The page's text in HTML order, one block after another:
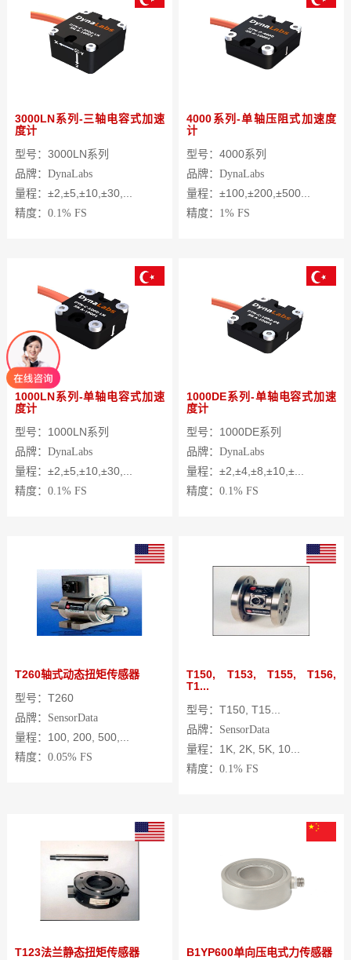
3000LN系列-三轴电容式加速
度计
型号：3000LN系列
品牌： DynaLabs
量程：±2,±5,±10,±30,...
精度： 0.1% FS
4000系列-单轴压阻式加速度
计
型号：4000系列
品牌：DynaLabs
量程：±100,±200,±500...
精度： 1%FS
1000LN系列-单轴电容式加速
度计
型号：1000LN系列
品牌： DynaLabs
量程：±2,±5,±10,±30,...
精度： 0.1% FS
1000DE系列-单轴电容式加速
度计
型号：1000DE系列
品牌：DynaLabs
量程：±2,±4,±8,±10,±...
精度：0.1%FS
T260轴式动态扭矩传感器
型号：T260
品牌： SensorData
量程：100, 200, 500,...
精度： 0.05% FS
T150, T153, T155, T156,
T1...
型号：T150, T15...
品牌： SensorData
量程：1K, 2K, 5K, 10...
精度：0.1%FS
T123法兰静态扭矩传感器
B1YP600单向压电式力传感器